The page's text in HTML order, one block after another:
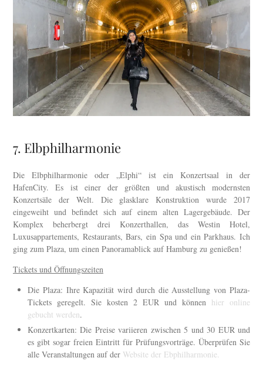
7. Elbphilharmonie
Die Elbphilharmonie oder „Elphi“ ist ein Konzertsaal in der
HafenCity. Es ist einer der größten und akustisch modernsten
Konzertsäle der Welt. Die glasklare Konstruktion wurde 2017
eingeweiht und befindet sich auf einem alten Lagergebäude. Der
Komplex beherbergt drei Konzerthallen, das Westin Hotel,
Luxusappartements, Restaurants, Bars, ein Spa und ein Parkhaus. Ich
ging zum Plaza, um einen Panoramablick auf Hamburg zu genießen!
Tickets und Öffnungszeiten
Die Plaza: Ihre Kapazität wird durch die Ausstellung von Plaza-
Tickets geregelt. Sie kosten 2 EUR und können hier online
gebucht werden.
Konzertkarten: Die Preise variieren zwischen 5 und 30 EUR und
es gibt sogar freien Eintritt für Prüfungsvorträge. Überprüfen Sie
alle Veranstaltungen auf der Website der Ebphilharmonie.